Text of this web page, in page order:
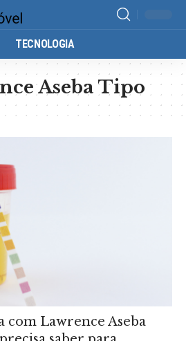
TECNOLOGIA
Aseba Tipo
com Lawrence Aseba